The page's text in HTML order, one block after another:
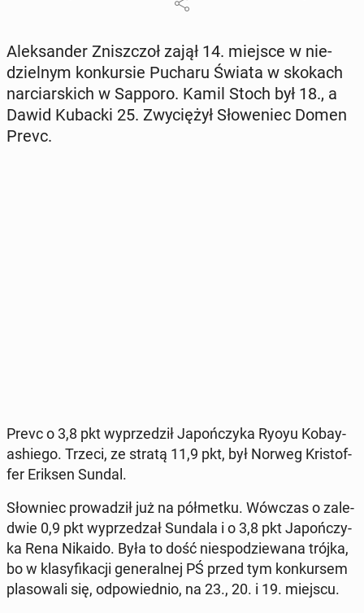
Alek­san­der Znisz­czoł zajął 14. miejsce w nie­
dziel­nym kon­kur­sie Pucharu Świata w skokach
nar­ciar­skich w Sapporo. Kamil Stoch był 18., a
Dawid Kubacki 25. Zwy­cię­żył Sło­we­niec Domen
Prevc.
Prevc o 3,8 pkt wy­prze­dził Ja­poń­czy­ka Ryoyu Ko­bay­
ashie­go. Trzeci, ze stratą 11,9 pkt, był Norweg Kri­stof­
fer Eriksen Sundal.
Słow­niec pro­wa­dził już na pół­met­ku. Wówczas o za­le­
d­wie 0,9 pkt wy­prze­dzał Sundala i o 3,8 pkt Ja­poń­czy­
ka Rena Nikaido. Była to dość nie­spo­dzie­wa­na trójka,
bo w kla­sy­fi­ka­cji ge­ne­ral­nej PŚ przed tym kon­kur­sem
pla­so­wa­li się, od­po­wied­nio, na 23., 20. i 19. miejscu.